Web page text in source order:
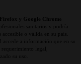
y Google Chrome
sanitarios y podría
o válida en su país.
accede a información que en su
legal,
su uso.